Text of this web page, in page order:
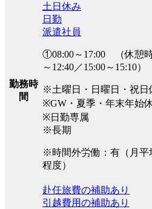
勤務時
間
土日休み
日勤
派遣社員
①08:00～17:00 （休憩
～12:40／15:00～15:10）
※土曜日・日曜日・祝日
※GW・夏季・年末年始
※日勤専属
※長期
※時間外労働：有（月
程度）
赴任旅費の補助あり
引越費用の補助あり